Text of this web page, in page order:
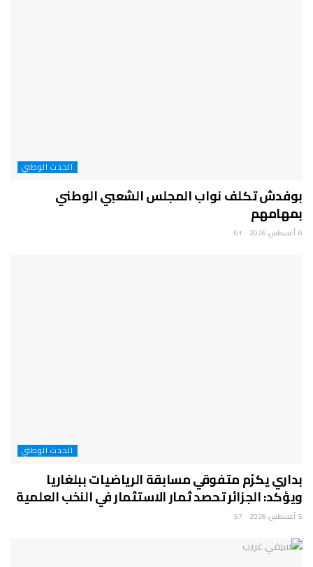
الحدث الوطني
بوفدش تكلف نواب المجلس الشعبي الوطني
بمهامهم
6 أغسطس، 2026 61
الحدث الوطني
بداري يكرّم متفوقي مسابقة الرياضيات ببلغاريا
ويؤكد: الجزائر تحصد ثمار الاستثمار في النخب العلمية
5 أغسطس، 2026 57